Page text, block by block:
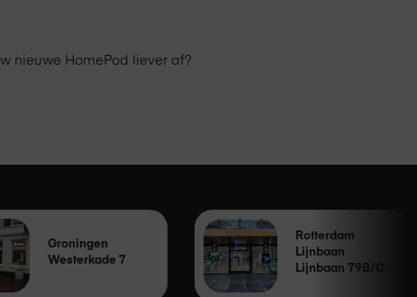
nieuwe HomePod liever af?
Groningen
Westerkade 7
Rotterdam
Lijnbaan
Lijnbaan 79B/C